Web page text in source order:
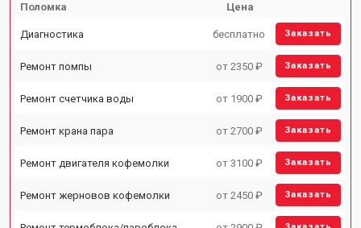
Поломка Цена
Диагностика бесплатно Заказать
Ремонт помпы от 2350 ₽ Заказать
Ремонт счетчика воды от 1900 ₽ Заказать
Ремонт крана пара от 2700 ₽ Заказать
Ремонт двигателя кофемолки от 3100 ₽ Заказать
Ремонт жерновов кофемолки от 2450 ₽ Заказать